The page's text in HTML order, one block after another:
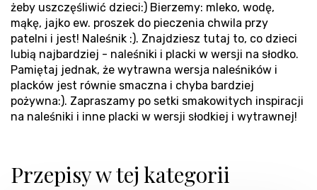
żeby uszczęśliwić dzieci:) Bierzemy: mleko, wodę,
mąkę, jajko ew. proszek do pieczenia chwila przy
patelni i jest! Naleśnik :). Znajdziesz tutaj to, co dzieci
lubią najbardziej - naleśniki i placki w wersji na słodko.
Pamiętaj jednak, że wytrawna wersja naleśników i
placków jest równie smaczna i chyba bardziej
pożywna:). Zapraszamy po setki smakowitych inspiracji
na naleśniki i inne placki w wersji słodkiej i wytrawnej!
Przepisy w tej kategorii